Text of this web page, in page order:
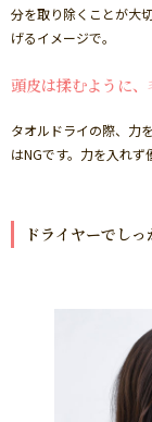
分を取り除くことが大
げるイメージで。
頭皮は揉むように
タオルドライの際、力
はNGです。力を入れず
ドライヤーでし